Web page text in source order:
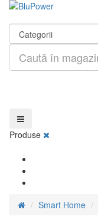
Produse
Smart Home